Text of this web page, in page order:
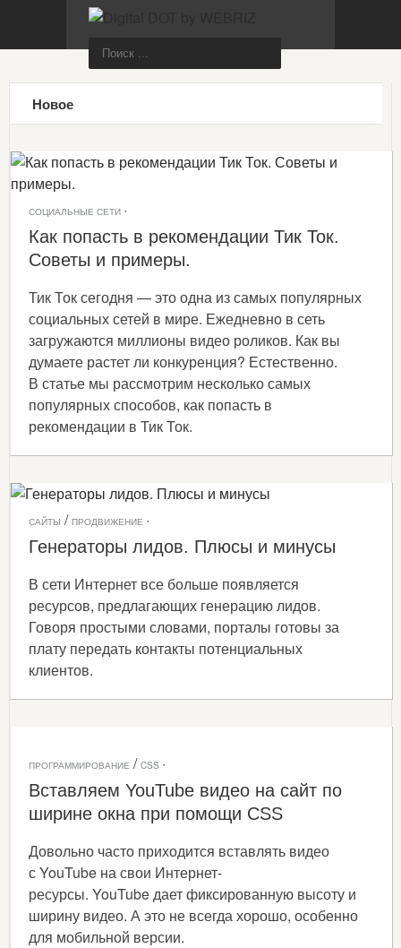
Новое
СОЦИАЛЬНЫЕ СЕТИ ·
Как попасть в рекомендации Тик Ток.
Советы и примеры.
Тик Ток сегодня — это одна из самых популярных
социальных сетей в мире. Ежедневно в сеть
загружаются миллионы видео роликов. Как вы
думаете растет ли конкуренция? Естественно.
В статье мы рассмотрим несколько самых
популярных способов, как попасть в
рекомендации в Тик Ток.
САЙТЫ /ПРОДВИЖЕНИЕ ·
Генераторы лидов. Плюсы и минусы
В сети Интернет все больше появляется
ресурсов, предлагающих генерацию лидов.
Говоря простыми словами, порталы готовы за
плату передать контакты потенциальных
клиентов.
ПРОГРАММИРОВАНИЕ /CSS ·
Вставляем YouTube видео на сайт по
ширине окна при помощи CSS
Довольно часто приходится вставлять видео
с YouTube на свои Интернет-
ресурсы. YouTube дает фиксированную высоту и
ширину видео. А это не всегда хорошо, особенно
для мобильной версии.